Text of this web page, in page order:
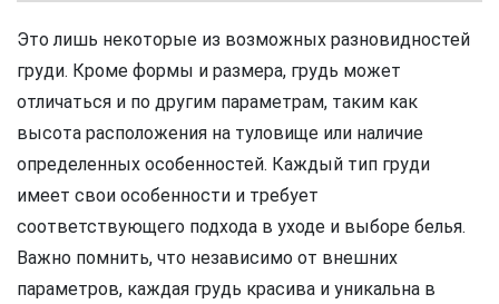
Это лишь некоторые из возможных разновидностей
груди. Кроме формы и размера, грудь может
отличаться и по другим параметрам, таким как
высота расположения на туловище или наличие
определенных особенностей. Каждый тип груди
имеет свои особенности и требует
соответствующего подхода в уходе и выборе белья.
Важно помнить, что независимо от внешних
параметров, каждая грудь красива и уникальна в